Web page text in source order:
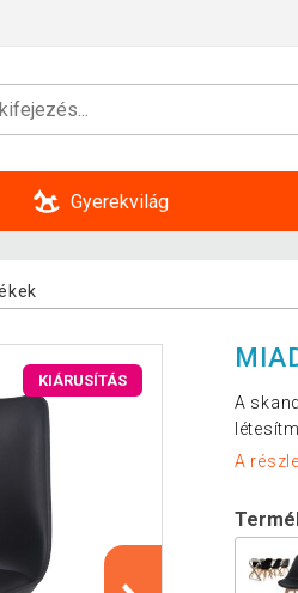
Gyerekvilág
KIÁRUSÍTÁS
A
A